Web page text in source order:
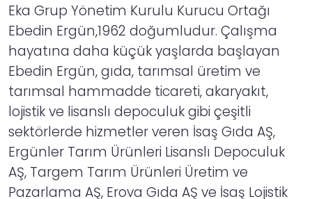
Eka Grup Yönetim Kurulu Kurucu Ortağı
Ebedin Ergün,1962 doğumludur. Çalışma
hayatına daha küçük yaşlarda başlayan
Ebedin Ergün, gıda, tarımsal üretim ve
tarımsal hammadde ticareti, akaryakıt,
lojistik ve lisanslı depoculuk gibi çeşitli
sektörlerde hizmetler veren İsaş Gıda AŞ,
Ergünler Tarım Ürünleri Lisanslı Depoculuk
AŞ, Targem Tarım Ürünleri Üretim ve
Pazarlama AŞ, Erova Gıda AŞ ve İsaş Lojistik